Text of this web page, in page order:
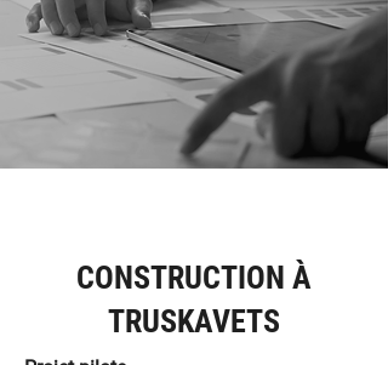
CONSTRUCTION À
TRUSKAVETS